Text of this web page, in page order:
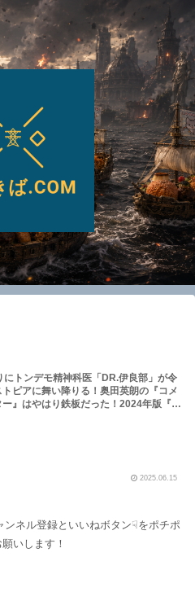
にトンデモ精神科医「DR.伊良部」が令
ピアに舞い降りる！奥田英朗の『コメ
ー』はやはり鉄板だった！2024年版『こ
2025.06.15
ンネル登録といいねボタン☟をポチポ
いします！